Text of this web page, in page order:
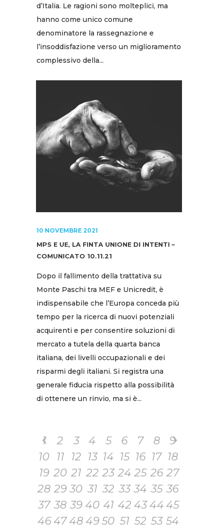
d’Italia. Le ragioni sono molteplici, ma
hanno come unico comune
denominatore la rassegnazione e
l’insoddisfazione verso un miglioramento
complessivo della...
10 NOVEMBRE 2021
MPS E UE, LA FINTA UNIONE DI INTENTI –
COMUNICATO 10.11.21
Dopo il fallimento della trattativa su
Monte Paschi tra MEF e Unicredit, è
indispensabile che l’Europa conceda più
tempo per la ricerca di nuovi potenziali
acquirenti e per consentire soluzioni di
mercato a tutela della quarta banca
italiana, dei livelli occupazionali e dei
risparmi degli italiani. Si registra una
generale fiducia rispetto alla possibilità
di ottenere un rinvio, ma si è...
1 2 3 4 5 6 7 8
9
10
11 12 13 14 15 16 17 18
19 20 21 22 23 24 25 26 27
28 29 30 31 32 33 34 35 36
37 38 39 40 41 42 434445
46 474849 50 51 52 53 54